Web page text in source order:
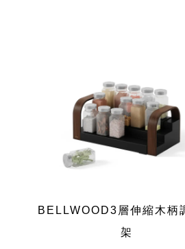
BELLWOOD3層伸縮木柄
架